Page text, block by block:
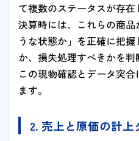
て複数のステータスが存在
決算時には、これらの商
うな状態か」を正確に把
か、損失処理すべきかを判
この現物確認とデータ突
ます。
2. 売上と原価の計